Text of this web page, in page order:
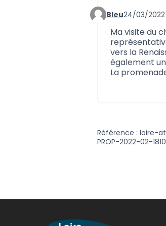
Commentaire 1093
Bleu24/03/2022
Ma visite du
vers la
également
La
Référence : loire-
PROP-2022-02-1810